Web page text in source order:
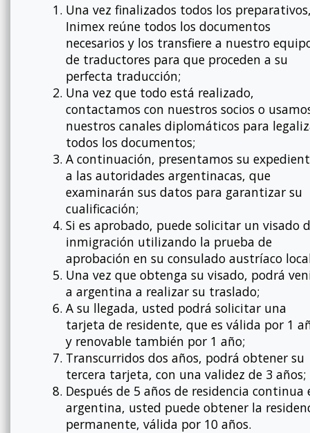
Una vez finalizados todos los
Inimex reúne todos los documentos
necesarios y los transfiere a nuestro
de traductores para que proceden a su
perfecta traducción;
Una vez que todo está realizado,
contactamos con nuestros socios o
nuestros canales diplomáticos para
todos los documentos;
A continuación, presentamos su
a las autoridades argentinacas, que
examinarán sus datos para garantizar su
cualificación;
Si es aprobado, puede solicitar un visado
inmigración utilizando la prueba de
aprobación en su consulado austríaco
Una vez que obtenga su visado, podrá
a argentina a realizar su traslado;
A su llegada, usted podrá solicitar una
tarjeta de residente, que es válida por 1
y renovable también por 1 año;
Transcurridos dos años, podrá obtener su
tercera tarjeta, con una validez de 3 años;
Después de 5 años de residencia continua
argentina, usted puede obtener la
permanente, válida por 10 años.